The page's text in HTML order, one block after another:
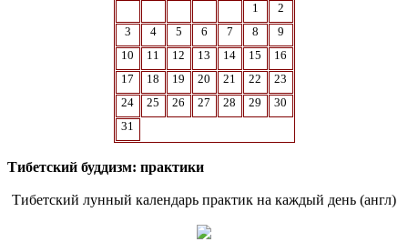
1
2
3
4 5 6 7 8
9
10
11 12 13 14 15
16
17
18 19 20 21 22
23
24
25 26 27 28 29
30
31
Тибетский буддизм: практики
Тибетский лунный календарь практик на каждый день (англ)